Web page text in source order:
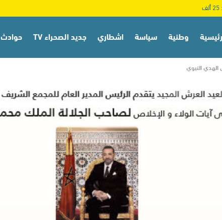
وطنية سياسة اشطاري جديد الصحراء TV حوادث
النبوي